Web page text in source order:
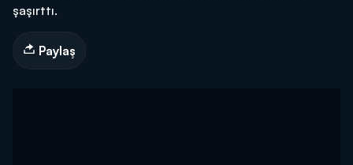
şaşırttı.
Paylaş